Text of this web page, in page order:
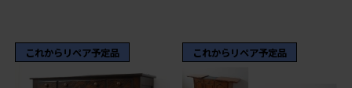
これからリペア予定品 これからリペア予定品